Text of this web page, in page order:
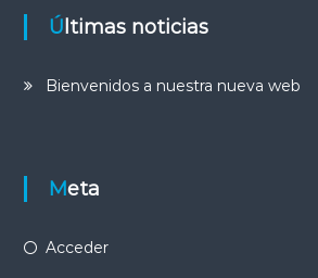
Últimas noticias
Bienvenidos a nuestra nueva web
Meta
Acceder